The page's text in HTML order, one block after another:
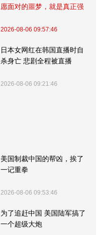
愿面对的噩梦，就是真正强
2026-08-06 09:57:46
日本女网红在韩国直播时自
杀身亡 悲剧全程被直播
2026-08-06 09:21:46
美国制裁中国的帮凶，挨了
一记重拳
2026-08-06 09:53:46
为了追赶中国 美国陆军搞了
一个超级大炮